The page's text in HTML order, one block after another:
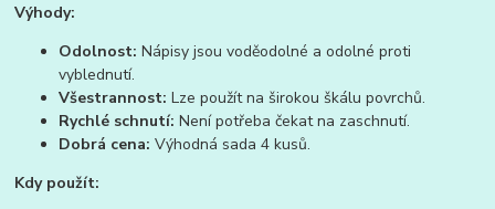
Výhody:
Odolnost: Nápisy jsou voděodolné a odolné proti
vyblednutí.
Všestrannost: Lze použít na širokou škálu povrchů.
Rychlé schnutí: Není potřeba čekat na zaschnutí.
Dobrá cena: Výhodná sada 4 kusů.
Kdy použít: